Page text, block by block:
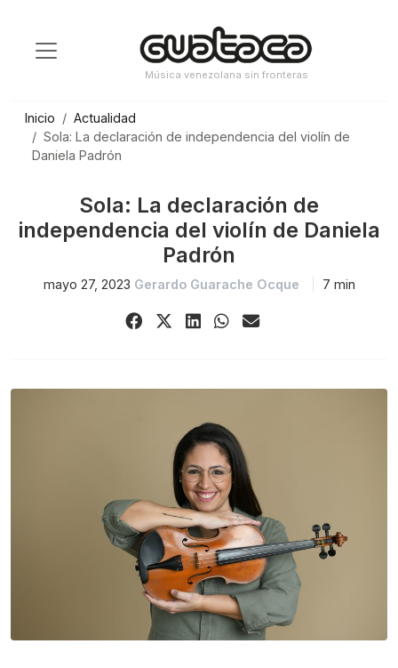
contenido
Música venezolana sin fronteras
Inicio
Actualidad
Sola: La declaración de independencia del violín de
Daniela Padrón
Sola: La declaración de
independencia del violín de Daniela
Padrón
mayo 27, 2023 Gerardo Guarache Ocque 7 min
Share Share
(Twitter)
ShareShareShare